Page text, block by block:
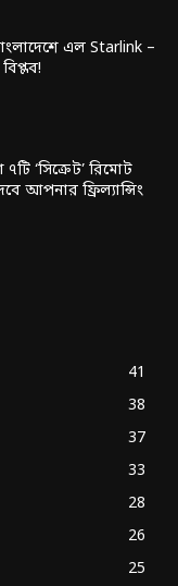
এল Starlink –
‘সিক্রেট’ রিমোট
আপনার ফ্রিল্যান্সিং
41
38
37
33
28
26
25